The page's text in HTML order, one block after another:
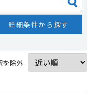
詳細条件から探す
を除外